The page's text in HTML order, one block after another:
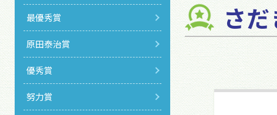
最優秀賞
原田泰治賞
優秀賞
努力賞
さ